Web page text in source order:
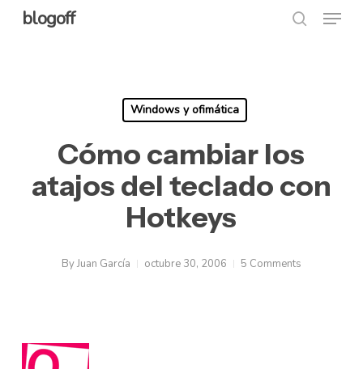
Skipblogoff Menu
Windows y ofimática
Cómo cambiar los
atajos del teclado con
Hotkeys
ByJuan García octubre 30, 2006 5 Comments